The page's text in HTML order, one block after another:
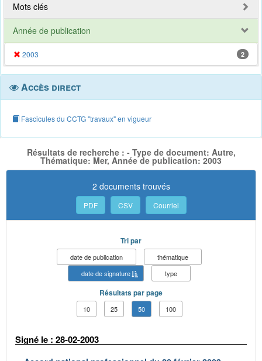
Mots clés
Année de publication
2003 2
Accès direct
Fascicules du CCTG "travaux" en vigueur
Résultats de recherche : - Type de document: Autre,
Thématique: Mer, Année de publication: 2003
2 documents trouvés
PDF CSV Courriel
Tri par
date de publication
thématique
date de signature
type
Résultats par page
10 25 50 100
Signé le : 28-02-2003